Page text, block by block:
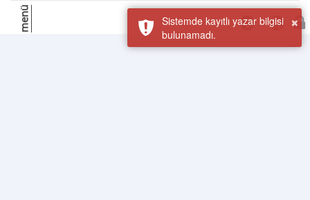
menü ×
Sistemde kayıtlı yazar bilgisi
bulunamadı.